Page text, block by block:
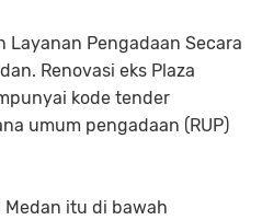
Layanan Pengadaan Secara
Renovasi eks Plaza
kode tender
umum pengadaan (RUP)
Medan itu di bawah